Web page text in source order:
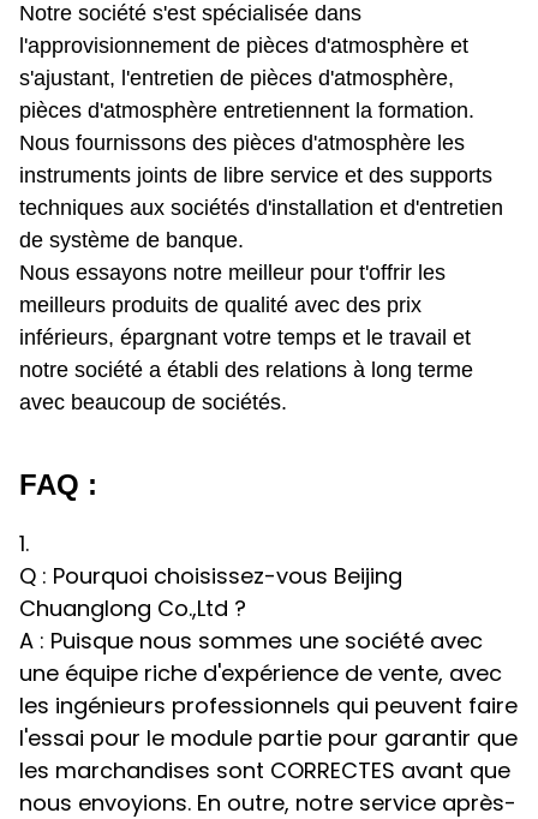
Notre société s'est spécialisée dans
l'approvisionnement de pièces d'atmosphère et
s'ajustant, l'entretien de pièces d'atmosphère,
pièces d'atmosphère entretiennent la formation.
Nous fournissons des pièces d'atmosphère les
instruments joints de libre service et des supports
techniques aux sociétés d'installation et d'entretien
de système de banque.
Nous essayons notre meilleur pour t'offrir les
meilleurs produits de qualité avec des prix
inférieurs, épargnant votre temps et le travail et
notre société a établi des relations à long terme
avec beaucoup de sociétés.
FAQ :
1.
Q : Pourquoi choisissez-vous Beijing
Chuanglong Co.,Ltd ?
A : Puisque nous sommes une société avec
une équipe riche d'expérience de vente, avec
les ingénieurs professionnels qui peuvent faire
l'essai pour le module partie pour garantir que
les marchandises sont CORRECTES avant que
nous envoyions. En outre, notre service après-